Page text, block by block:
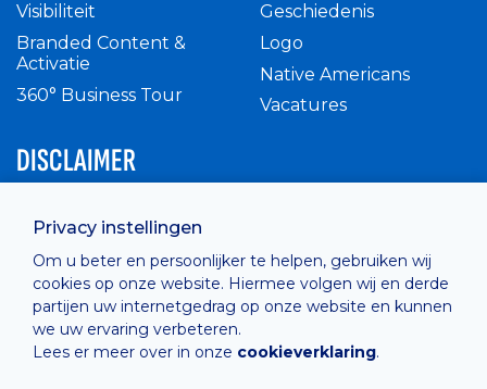
Privacy instellingen
Om u beter en persoonlijker te helpen, gebruiken wij
cookies op onze website. Hiermee volgen wij en derde
partijen uw internetgedrag op onze website en kunnen
we uw ervaring verbeteren.
Lees er meer over in onze cookieverklaring.
Visibiliteit
Branded Content &
Activatie
360° Business Tour
Geschiedenis
Logo
Native Americans
Vacatures
DISCLAIMER
Privacy Policy
Cashless
verkoopsvoorwaarden
Cookie Policy